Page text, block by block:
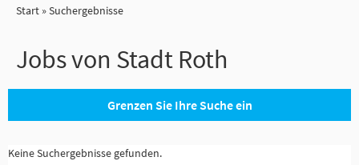
Start Suchergebnisse
Jobs von Stadt Roth
Grenzen Sie Ihre Suche ein
Keine Suchergebnisse gefunden.